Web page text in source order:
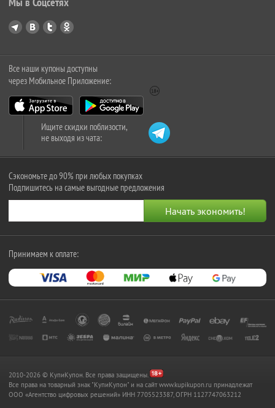
Все наши купоны доступны
через Мобильное Приложение:
Ищите скидки поблизости,
не выходя из чата:
Сэкономьте до 90% при любых покупках
Подпишитесь на самые выгодные предложения
Принимаем к оплате:
2010-2026 © КупиКупон. Все права защищены.
Все права на товарный знак "КупиКупон" и на сайт www.kupikupon.ru принадлежат
OOO «Агентство цифровых решений» ИНН 7705523387, ОГРН 1127747063212